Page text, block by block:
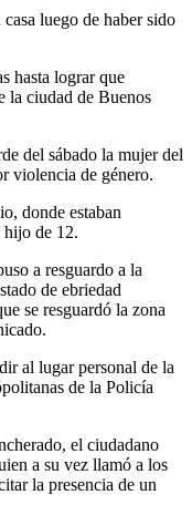
luego de haber sido
hasta lograr que
la ciudad de Buenos
del sábado la mujer del
violencia de género.
donde estaban
hijo de 12.
a resguardo a la
de ebriedad
se resguardó la zona
al lugar personal de la
de la Policía
el ciudadano
a su vez llamó a los
la presencia de un